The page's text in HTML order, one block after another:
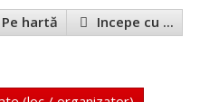
Pe hartă Incepe cu ...